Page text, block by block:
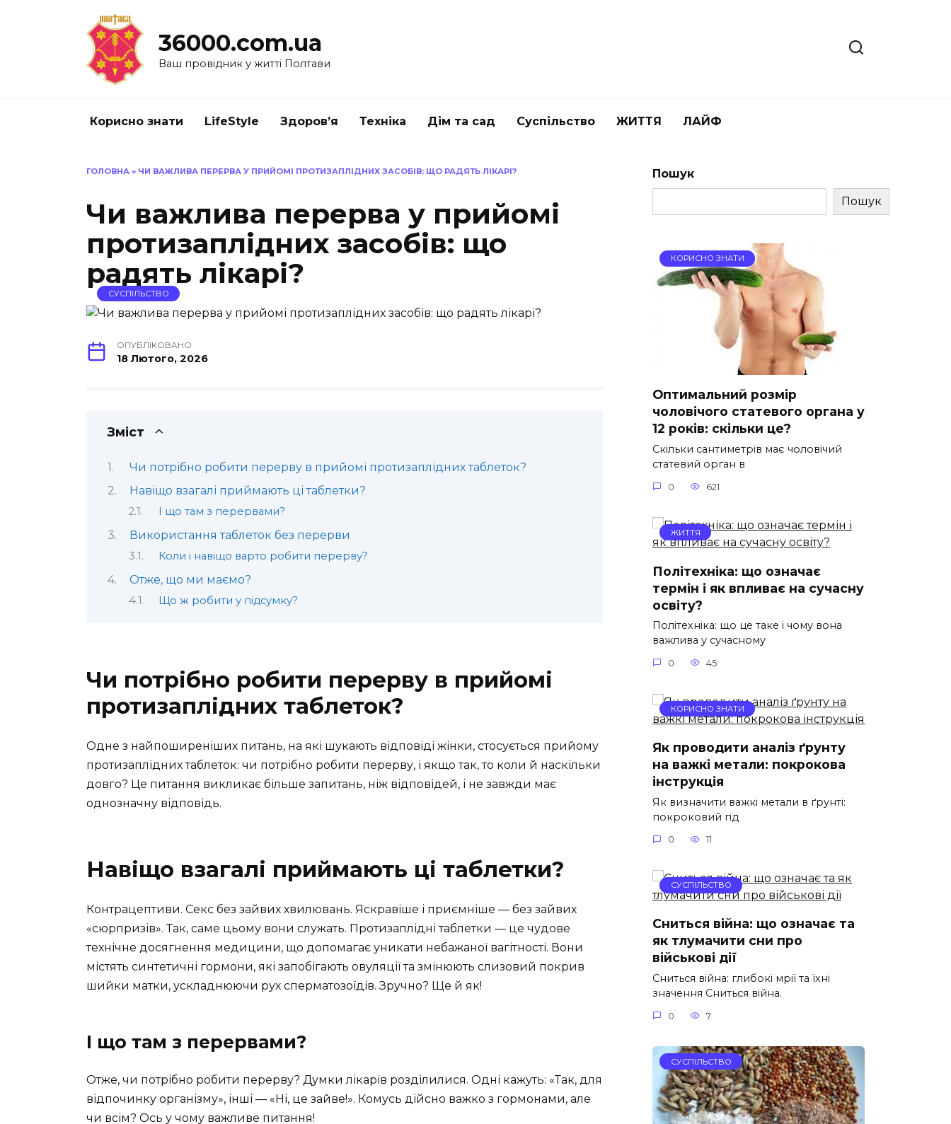
36000.com.ua
Ваш провідник у житті Полтави
Корисно знати LifeStyle Здоров’я Техніка Дім та сад Суспільство ЖИТТЯ ЛАЙФ
ГОЛОВНА » ЧИ ВАЖЛИВА ПЕРЕРВА У ПРИЙОМІ ПРОТИЗАПЛІДНИХ ЗАСОБІВ: ЩО РАДЯТЬ ЛІКАРІ?
Чи важлива перерва у прийомі
протизаплідних засобів: що
радять лікарі?
СУСПІЛЬСТВО
ОПУБЛІКОВАНО
18 Лютого, 2026
Зміст
Чи потрібно робити перерву в прийомі протизаплідних таблеток?
Навіщо взагалі приймають ці таблетки?
І що там з перервами?
Використання таблеток без перерви
Коли і навіщо варто робити перерву?
Отже, що ми маємо?
Що ж робити у підсумку?
Чи потрібно робити перерву в прийомі
протизаплідних таблеток?
Одне з найпоширеніших питань, на які шукають відповіді жінки, стосується прийому
протизаплідних таблеток: чи потрібно робити перерву, і якщо так, то коли й наскільки
довго? Це питання викликає більше запитань, ніж відповідей, і не завжди має
однозначну відповідь.
Навіщо взагалі приймають ці таблетки?
Контрацептиви. Секс без зайвих хвилювань. Яскравіше і приємніше — без зайвих
«сюрпризів». Так, саме цьому вони служать. Протизаплідні таблетки — це чудове
технічне досягнення медицини, що допомагає уникати небажаної вагітності. Вони
містять синтетичні гормони, які запобігають овуляції та змінюють слизовий покрив
шийки матки, ускладнюючи рух сперматозоїдів. Зручно? Ще й як!
І що там з перервами?
Отже, чи потрібно робити перерву? Думки лікарів розділилися. Одні кажуть: «Так, для
відпочинку організму», інші — «Ні, це зайве!». Комусь дійсно важко з гормонами, але
чи всім? Ось у чому важливе питання!
Пошук
Пошук
КОРИСНО ЗНАТИ
Оптимальний розмір
чоловічого статевого органа у
12 років: скільки це?
Скільки сантиметрів має чоловічий
статевий орган в
0 621
ЖИТТЯ
Політехніка: що означає
термін і як впливає на сучасну
освіту?
Політехніка: що це таке і чому вона
важлива у сучасному
0 45
КОРИСНО ЗНАТИ
Як проводити аналіз ґрунту
на важкі метали: покрокова
інструкція
Як визначити важкі метали в ґрунті:
покроковий гід
0 11
СУСПІЛЬСТВО
Сниться війна: що означає та
як тлумачити сни про
військові дії
Сниться війна: глибокі мрії та їхні
значення Сниться війна.
0 7
СУСПІЛЬСТВО